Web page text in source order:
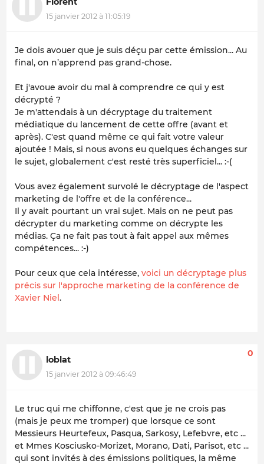
15 janvier 2012 à 11:05:19
Je dois avouer que je suis déçu par cette émission... Au
final, on n’apprend pas grand-chose.
Et j'avoue avoir du mal à comprendre ce qui y est
décrypté ?
Je m'attendais à un décryptage du traitement
médiatique du lancement de cette offre (avant et
après). C'est quand même ce qui fait votre valeur
ajoutée ! Mais, si nous avons eu quelques échanges sur
le sujet, globalement c'est resté très superficiel... :-(
Vous avez également survolé le décryptage de l'aspect
marketing de l'offre et de la conférence...
Il y avait pourtant un vrai sujet. Mais on ne peut pas
décrypter du marketing comme on décrypte les
médias. Ça ne fait pas tout à fait appel aux mêmes
compétences... :-)
Pour ceux que cela intéresse, voici un décryptage plus
précis sur l'approche marketing de la conférence de
Xavier Niel .
loblat
15 janvier 2012 à 09:46:49
0
Le truc qui me chiffonne, c'est que je ne crois pas
(mais je peux me tromper) que lorsque ce sont
Messieurs Heurtefeux, Pasqua, Sarkosy, Lefebvre, etc ...
et Mmes Kosciusko-Morizet, Morano, Dati, Parisot, etc ...
qui sont invités à des émissions politiques, la même